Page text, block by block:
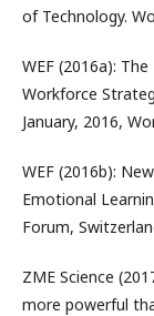
of Technology.
WEF (2016a):
Workforce
January, 2016,
WEF (2016b):
Emotional
Forum,
ZME Science
more powerful